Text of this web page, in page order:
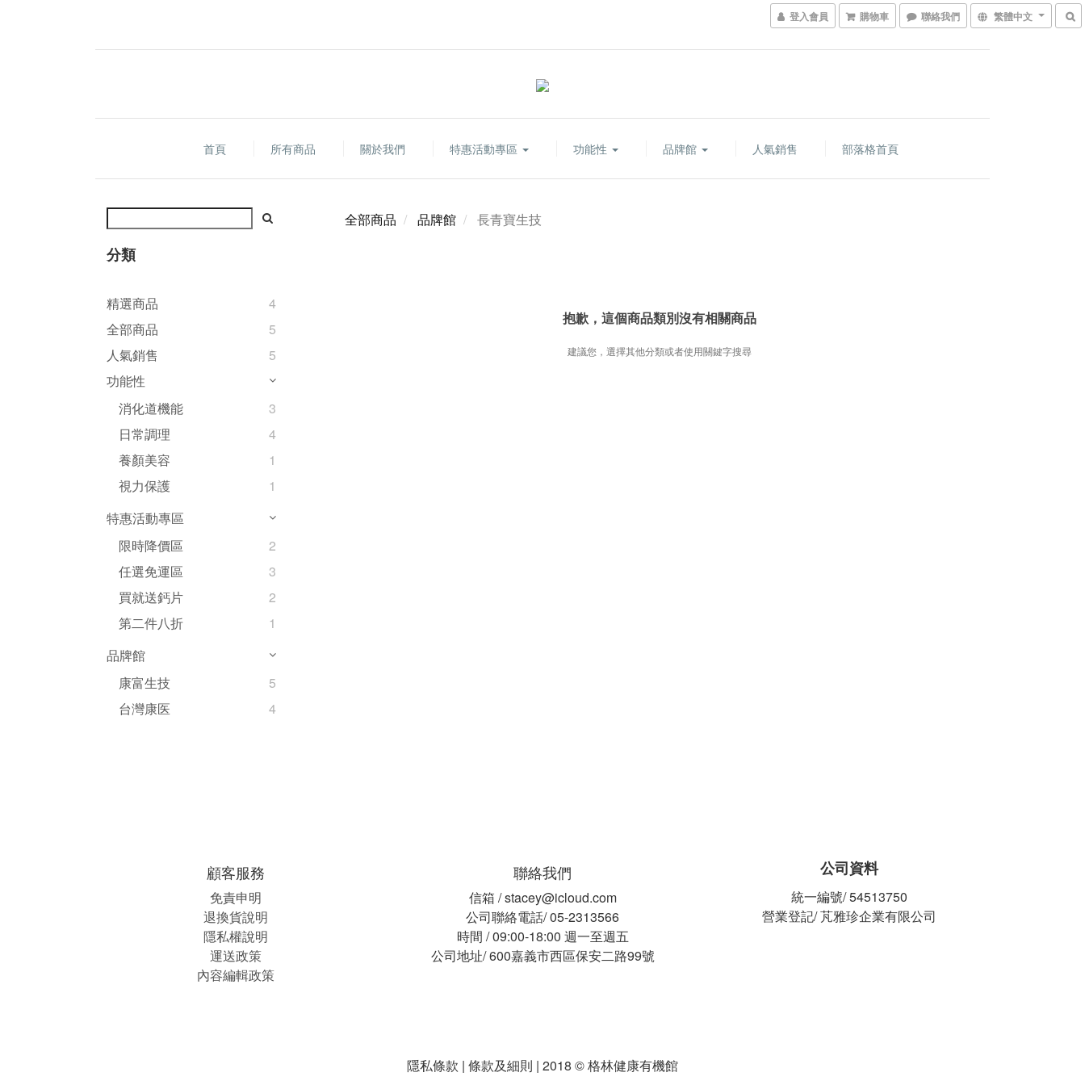
登入會員 購物車 聯絡我們 繁體中文
首頁 所有商品 關於我們 特惠活動專區 功能性 品牌館 人氣銷售 部落格首頁
分類
精選商品
4
全部商品
5
人氣銷售
5
功能性
消化道機能
3
日常調理
4
養顏美容
1
視力保護
1
特惠活動專區
限時降價區
2
任選免運區
3
買就送鈣片
2
第二件八折
1
品牌館
康富生技
5
台灣康医
4
全部商品 品牌館 長青寶生技
抱歉，這個商品類別沒有相關商品
建議您，選擇其他分類或者使用關鍵字搜尋
顧客服務
免責申明
退換貨說明
隱私權說明
運送政策
內容編輯政策
聯絡我們
信箱 / stacey@icloud.com
公司聯絡電話/ 05-2313566
時間 / 09:00-18:00 週一至週五
公司地址/ 600嘉義市西區保安二路99號
公司資料
統一編號/ 54513750
營業登記/ 芃雅珍企業有限公司
隱私條款 | 條款及細則 | 2018 © 格林健康有機館